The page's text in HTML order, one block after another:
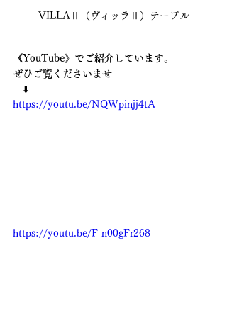
VILLAⅡ（ヴィッラⅡ）テーブル
《YouTube》でご紹介しています。
ぜひご覧くださいませ
⬇️
https://youtu.be/NQWpinjj4tA
https://youtu.be/F-n00gFr268